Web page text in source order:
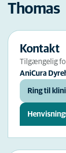
Thomas
Kontakt
Tilgængelig
AniCura
Ring til